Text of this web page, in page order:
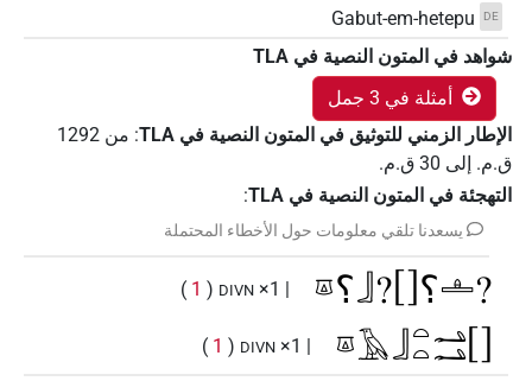
DE
Gabut-em-hetepu
شواهد في المتون النصية في ‏TLA
أمثلة في 3 جمل
الإطار الزمني للتوثيق في المتون النصية في ‏TLA
: من 1292
ق.م. إلى 30 ق.م.
التهجئة في المتون النصية في TLA
:
يسعدنا تلقي معلومات حول الأخطاء المحتملة
𓎼⸮𓃀?[]⸮𓊵?
| 1×
DIVN
(
1
)
𓎼𓄿𓃀𓏏𓏏𓂢𓂢[]
| 1×
DIVN
(
1
)